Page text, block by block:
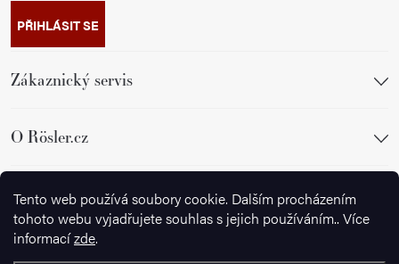
Tento web používá soubory cookie. Dalším procházením
tohoto webu vyjadřujete souhlas s jejich používáním.. Více
informacízde.
PŘIHLÁSIT SE
Zákaznický servis
O Rösler.cz
Sledujte nás